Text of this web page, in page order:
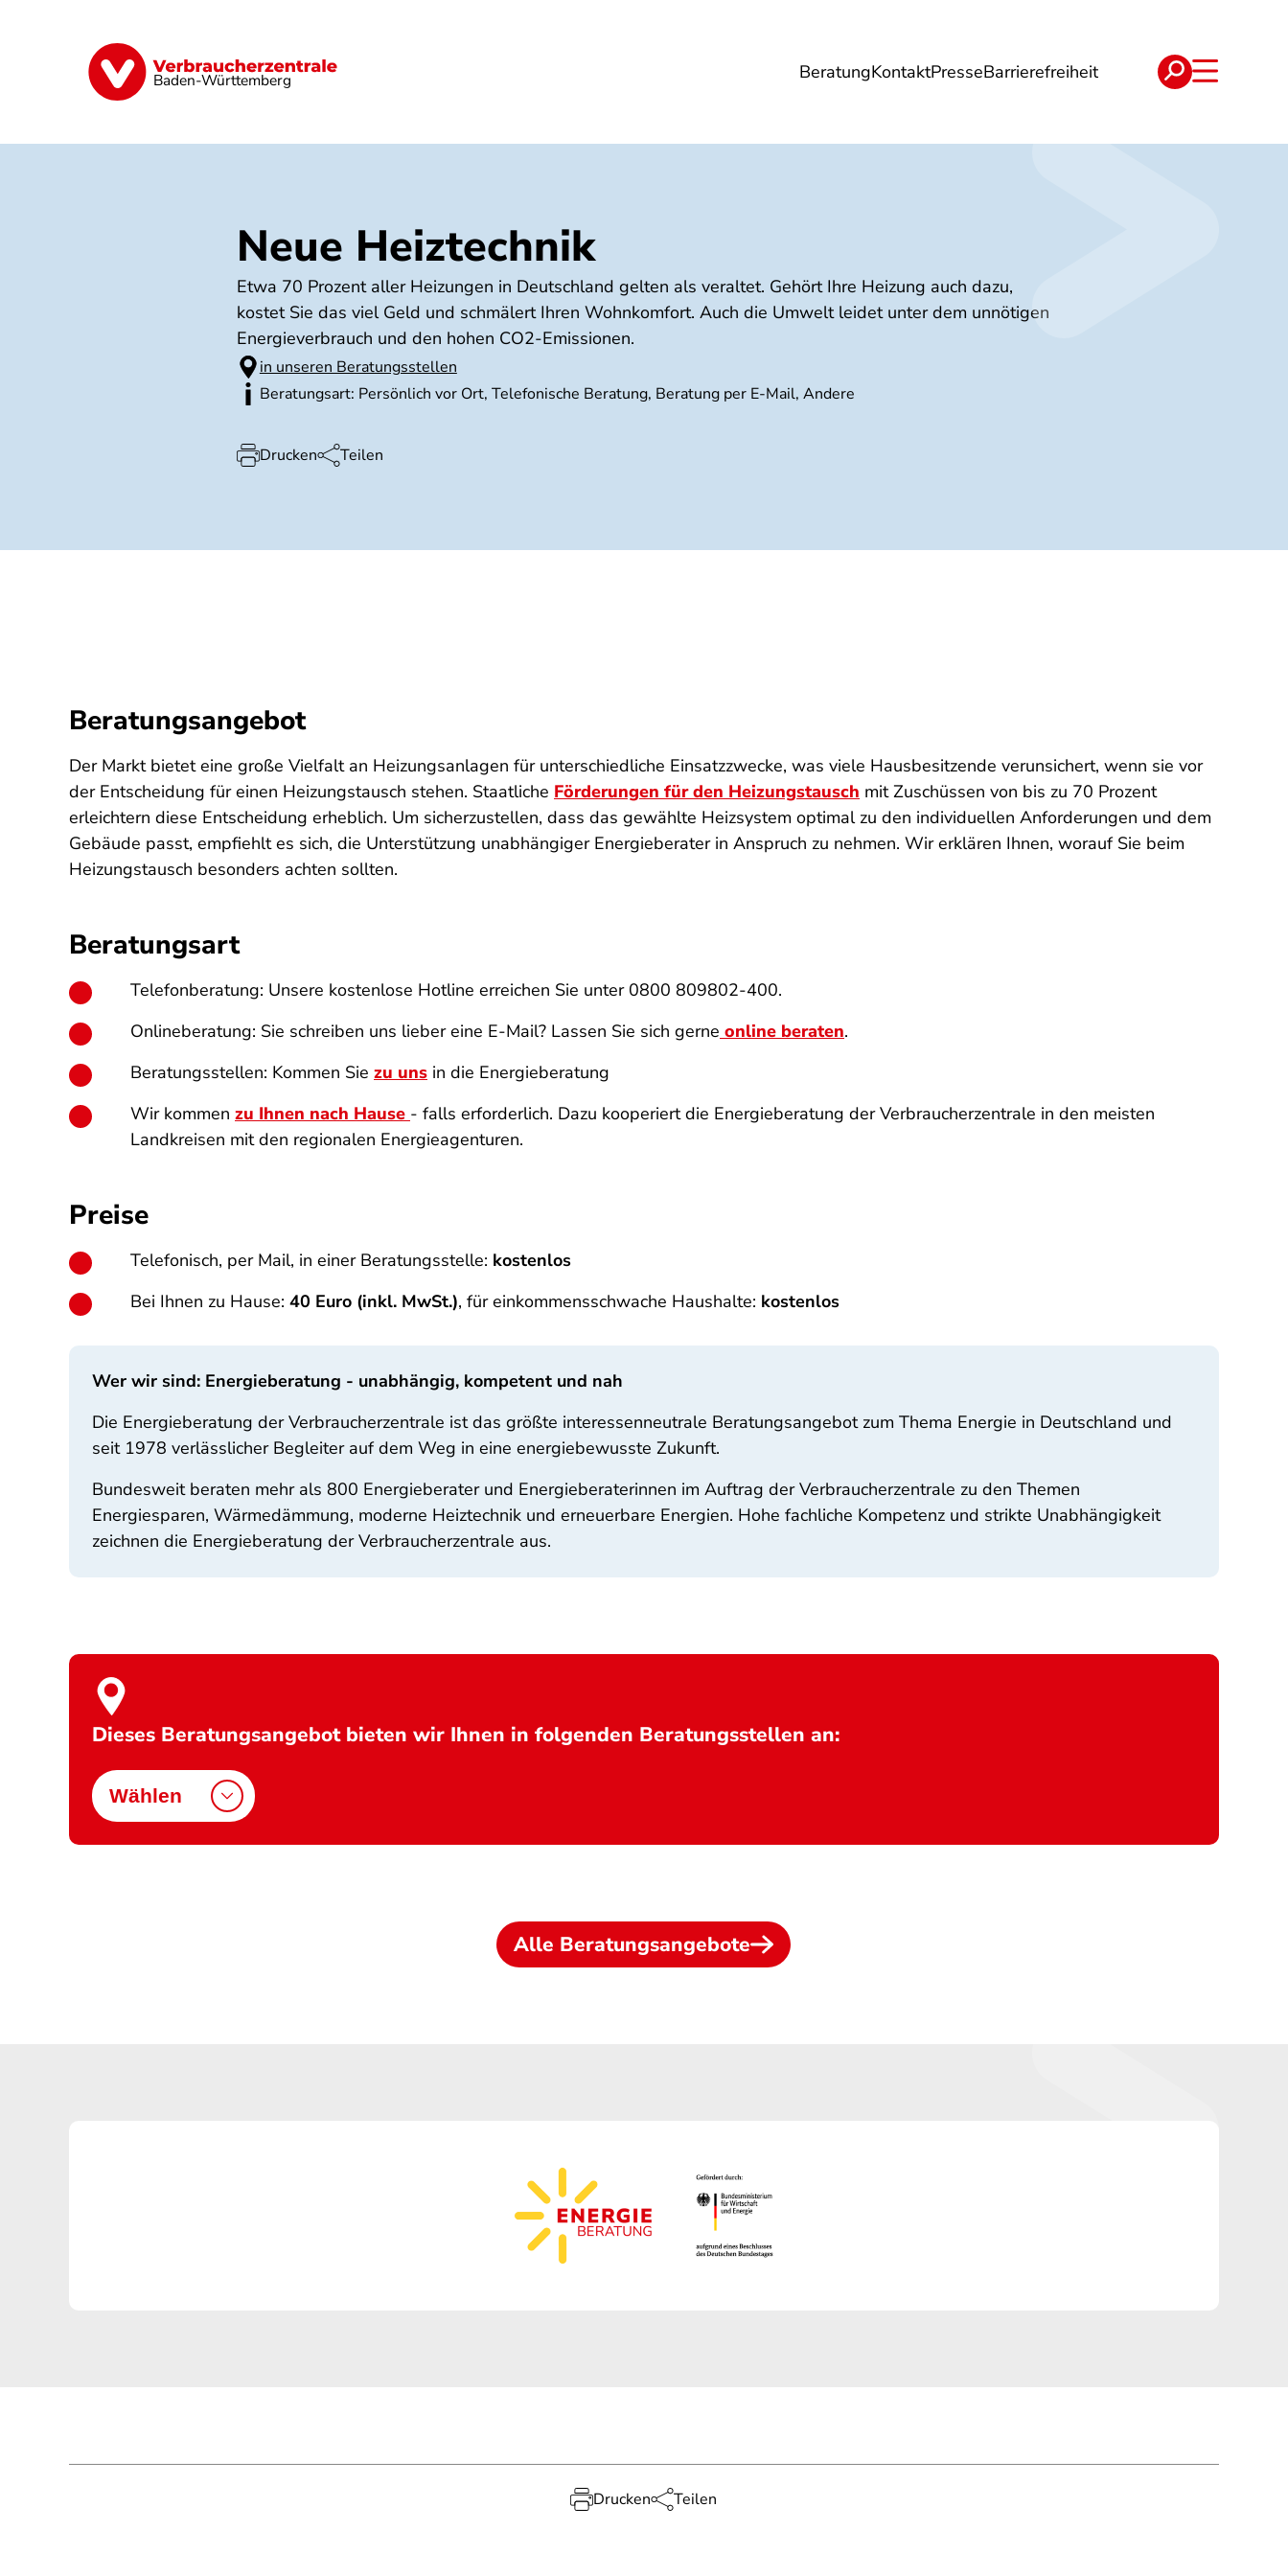
Baden-Württemberg BeratungKontaktPresseBarrierefreiheit
Geld & Versicherungen Digitales Energie Reise Verträge
Neue Heiztechnik
Etwa 70 Prozent aller Heizungen in Deutschland gelten als veraltet. Gehört Ihre Heizung auch dazu,
kostet Sie das viel Geld und schmälert Ihren Wohnkomfort. Auch die Umwelt leidet unter dem unnötigen
Energieverbrauch und den hohen CO2-Emissionen.
in unseren Beratungsstellen
Beratungsart: Persönlich vor Ort, Telefonische Beratung, Beratung per E-Mail, Andere
Drucken Teilen
Beratungsangebot
Der Markt bietet eine große Vielfalt an Heizungsanlagen für unterschiedliche Einsatzzwecke, was viele Hausbesitzende verunsichert, wenn sie vor
der Entscheidung für einen Heizungstausch stehen. Staatliche Förderungen für den Heizungstausch mit Zuschüssen von bis zu 70 Prozent
erleichtern diese Entscheidung erheblich. Um sicherzustellen, dass das gewählte Heizsystem optimal zu den individuellen Anforderungen und dem
Gebäude passt, empfiehlt es sich, die Unterstützung unabhängiger Energieberater in Anspruch zu nehmen. Wir erklären Ihnen, worauf Sie beim
Heizungstausch besonders achten sollten.
Beratungsart
Telefonberatung: Unsere kostenlose Hotline erreichen Sie unter 0800 809802-400.
Onlineberatung: Sie schreiben uns lieber eine E-Mail? Lassen Sie sich gerne online beraten.
Beratungsstellen: Kommen Sie zu uns in die Energieberatung
Wir kommen zu Ihnen nach Hause - falls erforderlich. Dazu kooperiert die Energieberatung der Verbraucherzentrale in den meisten
Landkreisen mit den regionalen Energieagenturen.
Preise
Telefonisch, per Mail, in einer Beratungsstelle: kostenlos
Bei Ihnen zu Hause: 40 Euro (inkl. MwSt.), für einkommensschwache Haushalte: kostenlos
Wer wir sind: Energieberatung - unabhängig, kompetent und nah
Die Energieberatung der Verbraucherzentrale ist das größte interessenneutrale Beratungsangebot zum Thema Energie in Deutschland und
seit 1978 verlässlicher Begleiter auf dem Weg in eine energiebewusste Zukunft.
Bundesweit beraten mehr als 800 Energieberater und Energieberaterinnen im Auftrag der Verbraucherzentrale zu den Themen
Energiesparen, Wärmedämmung, moderne Heiztechnik und erneuerbare Energien. Hohe fachliche Kompetenz und strikte Unabhängigkeit
zeichnen die Energieberatung der Verbraucherzentrale aus.
Dieses Beratungsangebot bieten wir Ihnen in folgenden Beratungsstellen an:
Wählen
Alle Beratungsangebote
Drucken Teilen